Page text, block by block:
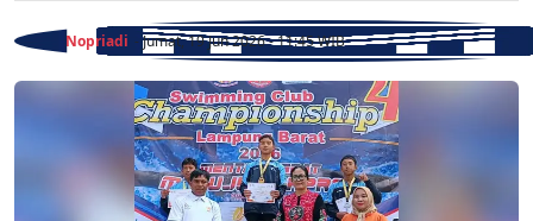
Nopriadi - Jumat, 19 Jun 2026 - 11:45 WIB